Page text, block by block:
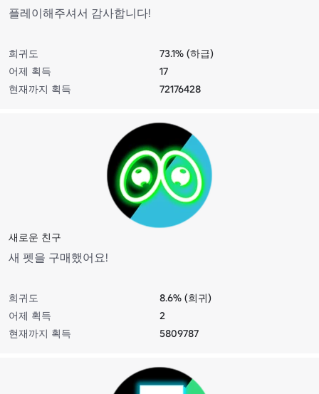
플레이해주셔서 감사합니다!
희귀도
73.1% (하급)
어제 획득
17
현재까지 획득
72176428
새로운 친구
새 펫을 구매했어요!
희귀도
8.6% (희귀)
어제 획득
2
현재까지 획득
5809787